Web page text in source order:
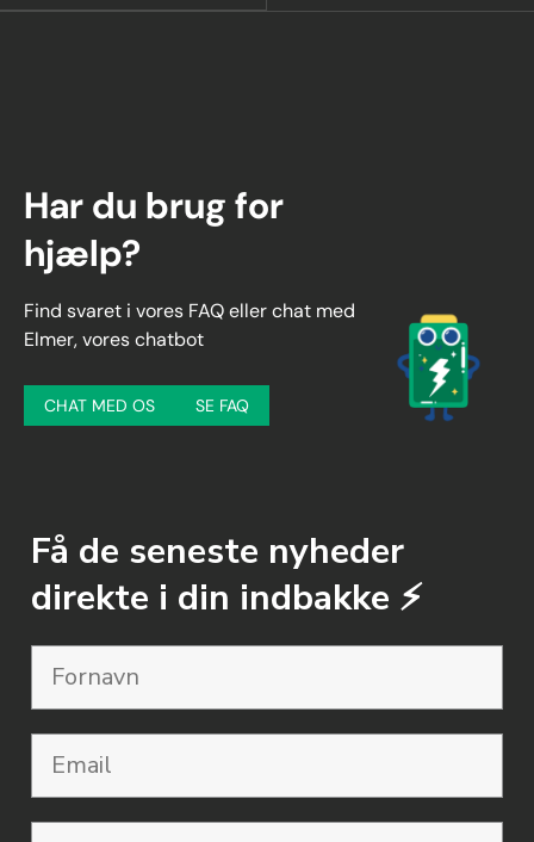
Har du brug for
hjælp?
Find svaret i vores FAQ eller chat med
Elmer, vores chatbot
CHAT MED OS SE FAQ
Få de seneste nyheder
direkte i din indbakke ⚡️
Email